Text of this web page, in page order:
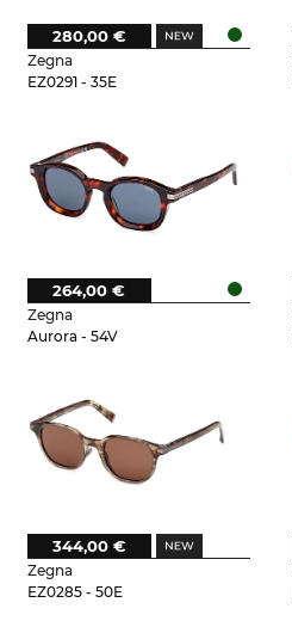
Zegna
EZ0291 - 35E
280,00 €
Zegna
Aurora - 54V
264,00 €
Zegna
EZ0285 - 50E
344,00 €